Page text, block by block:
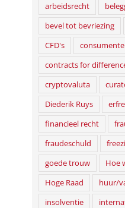
WSNP-hoger beroep
arbeidsrecht
bevel tot bevriezing
CFD's
contracts for
cryptovaluta
Diederik Ruys
financieel recht
fraudeschuld
goede trouw
Hoe
Hoge Raad
huur/
insolventie